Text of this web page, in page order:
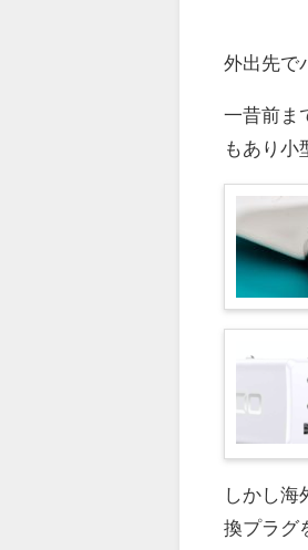
外出先で
一昔前ま
もあり小
しかし海
換プラグ